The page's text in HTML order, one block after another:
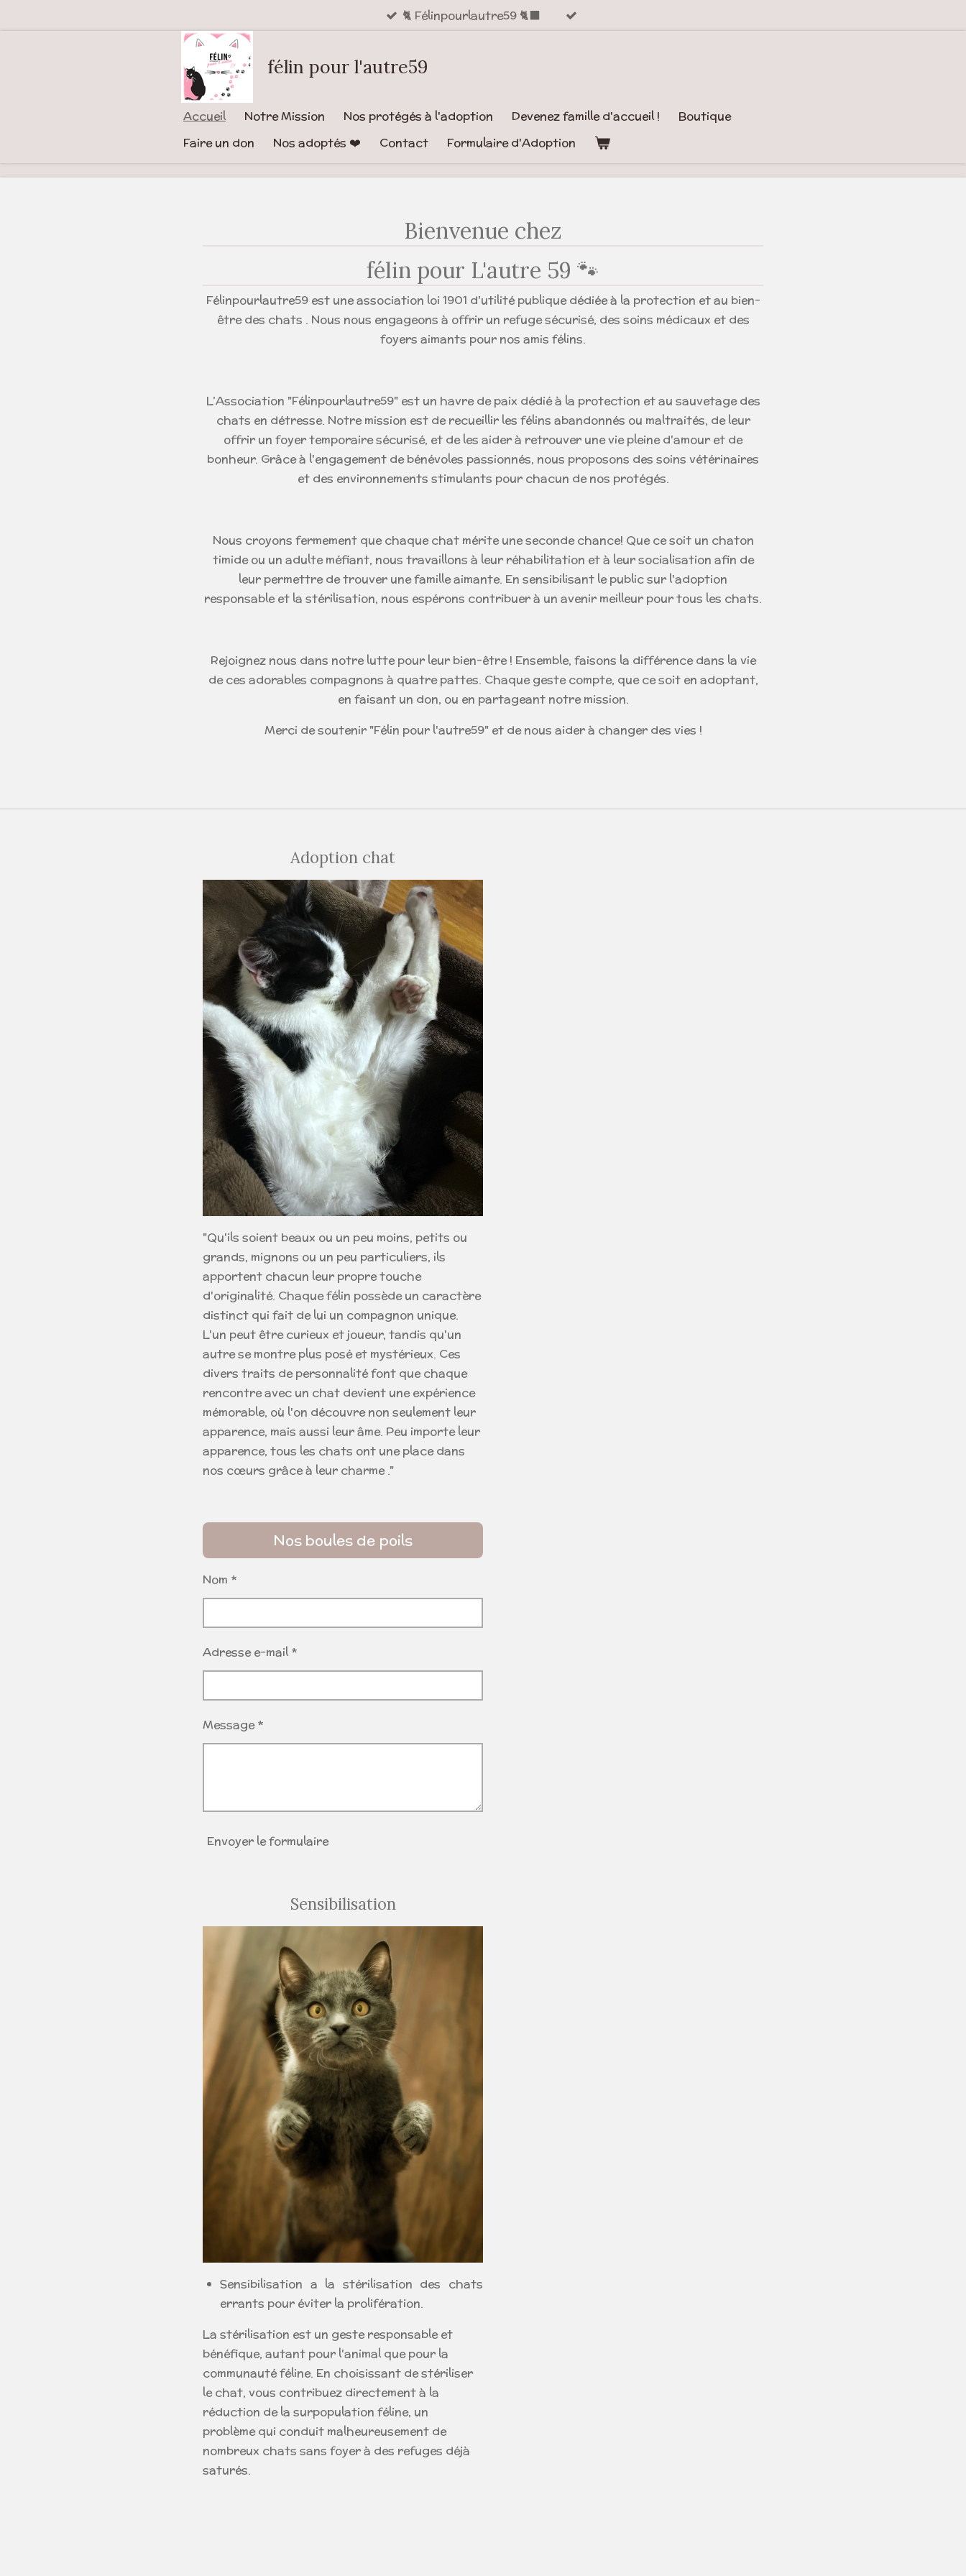
🐈 Félinpourlautre59 🐈‍⬛
félin pour l'autre59
Accueil Notre Mission Nos protégés à l'adoption Devenez famille d'accueil !
Boutique
Faire un don
Nos adoptés ❤️ Contact Formulaire d'Adoption
Bienvenue chez
félin pour L'autre 59 🐾
Félinpourlautre59 est une association loi 1901 d'utilité publique dédiée à la protection et au bien-
être des chats . Nous nous engageons à offrir un refuge sécurisé, des soins médicaux et des
foyers aimants pour nos amis félins.
L’Association "Félinpourlautre59" est un havre de paix dédié à la protection et au sauvetage des
chats en détresse. Notre mission est de recueillir les félins abandonnés ou maltraités, de leur
offrir un foyer temporaire sécurisé, et de les aider à retrouver une vie pleine d'amour et de
bonheur. Grâce à l'engagement de bénévoles passionnés, nous proposons des soins vétérinaires
et des environnements stimulants pour chacun de nos protégés.
Nous croyons fermement que chaque chat mérite une seconde chance! Que ce soit un chaton
timide ou un adulte méfiant, nous travaillons à leur réhabilitation et à leur socialisation afin de
leur permettre de trouver une famille aimante. En sensibilisant le public sur l'adoption
responsable et la stérilisation, nous espérons contribuer à un avenir meilleur pour tous les chats.
Rejoignez nous dans notre lutte pour leur bien-être ! Ensemble, faisons la différence dans la vie
de ces adorables compagnons à quatre pattes. Chaque geste compte, que ce soit en adoptant,
en faisant un don, ou en partageant notre mission.
Merci de soutenir "Félin pour l'autre59" et de nous aider à changer des vies !
Adoption chat
"Qu'ils soient beaux ou un peu moins, petits ou
grands, mignons ou un peu particuliers, ils
apportent chacun leur propre touche
d'originalité. Chaque félin possède un caractère
distinct qui fait de lui un compagnon unique.
L'un peut être curieux et joueur, tandis qu'un
autre se montre plus posé et mystérieux. Ces
divers traits de personnalité font que chaque
rencontre avec un chat devient une expérience
mémorable, où l'on découvre non seulement leur
apparence, mais aussi leur âme. Peu importe leur
apparence, tous les chats ont une place dans
nos cœurs grâce à leur charme ."
Nos boules de poils
Nom *
Adresse e-mail *
Message *
Envoyer le formulaire
Sensibilisation
Sensibilisation a la stérilisation des chats
errants pour éviter la prolifération.
La stérilisation est un geste responsable et
bénéfique, autant pour l'animal que pour la
communauté féline. En choisissant de stériliser
le chat, vous contribuez directement à la
réduction de la surpopulation féline, un
problème qui conduit malheureusement de
nombreux chats sans foyer à des refuges déjà
saturés.